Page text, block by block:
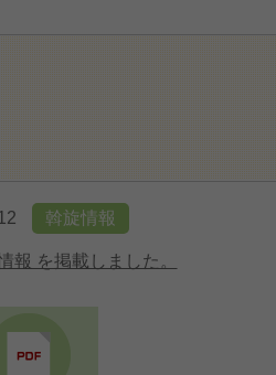
斡旋情報
報 を掲載しました。